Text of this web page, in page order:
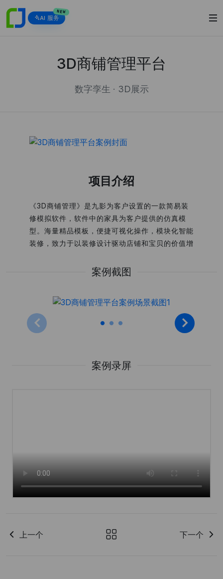
AI 服务
NEW
3D商铺管理平台
数字孪生 · 3D展示
项目介绍
《3D商铺管理》是九影为客户设置的一款简易装
修模拟软件，软件中的家具为客户提供的仿真模
型。海量精品模板，便捷可视化操作，模块化智能
装修，致力于以装修设计驱动店铺和宝贝的价值增
的网商在网络经济中腾飞。 该案例展示了九影网
案例截图
案例录屏
上一个 下一个